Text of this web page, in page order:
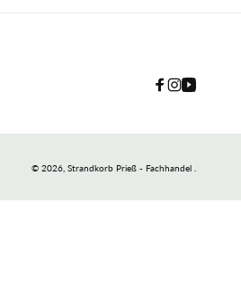
Facebook
Instagram
YouTube
© 2026, Strandkorb Prieß - Fachhandel